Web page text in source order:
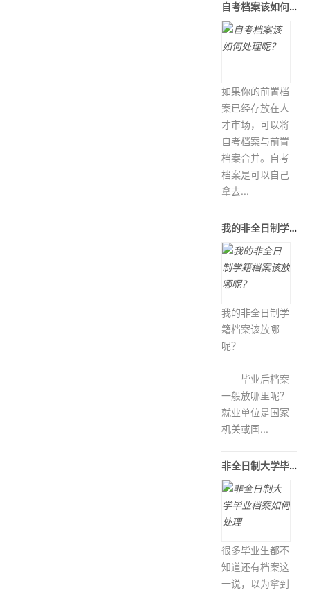
自考档案该如何处理呢？
如果你的前置档
案已经存放在人
才市场，可以将
自考档案与前置
档案合并。自考
档案是可以自己
拿去...
我的非全日制学籍档案该放哪呢？
我的非全日制学
籍档案该放哪
呢？
毕业后档案
一般放哪里呢？
就业单位是国家
机关或国...
非全日制大学毕业档案如何处理
很多毕业生都不
知道还有档案这
一说，以为拿到